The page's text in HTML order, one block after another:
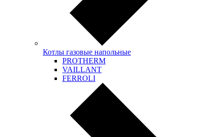
Котлы газовые напольные
PROTHERM
VAILLANT
FERROLI